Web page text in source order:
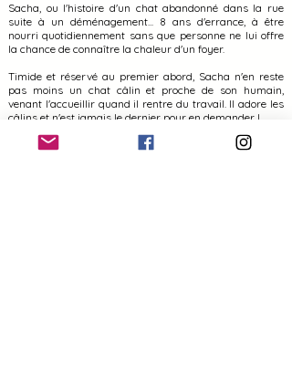
Sacha, ou l'histoire d'un chat abandonné dans la rue
suite à un déménagement... 8 ans d'errance, à être
nourri quotidiennement sans que personne ne lui offre
la chance de connaître la chaleur d'un foyer.
Timide et réservé au premier abord, Sacha n'en reste
pas moins un chat câlin et proche de son humain,
venant l'accueillir quand il rentre du travail. Il adore les
câlins et n'est jamais le dernier pour en demander !
Comme pas mal de papis, il peut parfois être un peu